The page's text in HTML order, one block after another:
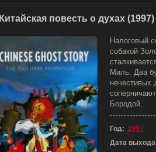
Китайская повесть о духах (1997)
Налоговый
собакой
Миль. Два
нечестивых
Бородой.
Год: 1997
Дата